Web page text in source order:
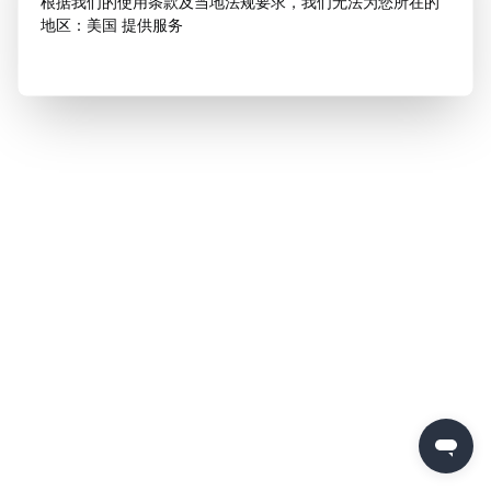
地区：美国 提供服务